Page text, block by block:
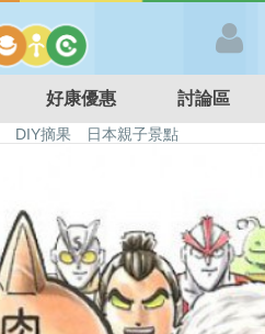
好康優惠 討論區
DIY摘果
日本親子景點